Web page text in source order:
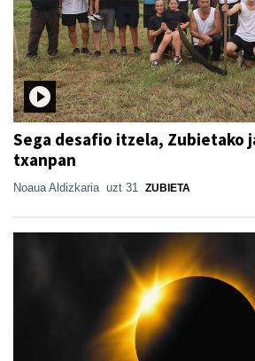
Sega desafio itzela, Zubietako
txanpan
Noaua Aldizkaria uzt 31 ZUBIETA